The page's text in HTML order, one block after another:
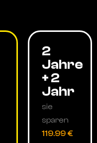
2
Jahre
+ 2
Jahr
sie
sparen
119.99 €